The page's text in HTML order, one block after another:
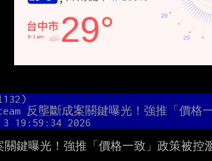
反壟斷成案關鍵曝光！強推「價格
3 19:59:34 2026
關鍵曝光！強推「價格一致」政策被控